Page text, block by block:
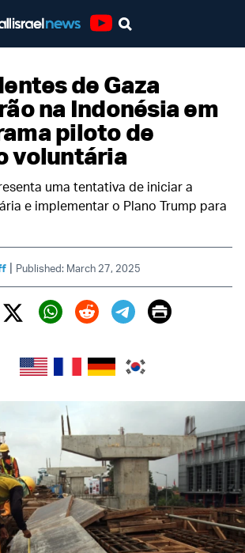
de Gaza
na Indonésia em
piloto de
voluntária
uma tentativa de iniciar a
e implementar o Plano Trump para
| Published: March 27, 2025
Twitter (X)
Print